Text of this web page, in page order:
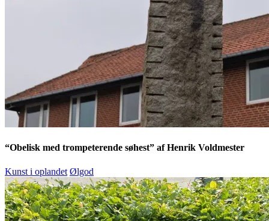
“Obelisk med trompeterende søhest” af Henrik Voldmester
Kunst i oplandet Ølgod